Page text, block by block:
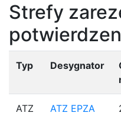
Strefy
Typ Desygnator
ATZ ATZ EPZA